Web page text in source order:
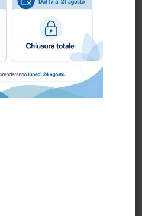
o la piastra e
uniformemente
qualche minuto.
abrasivo e